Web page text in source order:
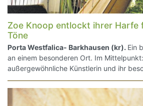
Zoe Knoop entlockt ihrer Harfe
Töne
Porta Westfalica- Barkhausen (kr). Ein
an einem besonderen Ort. Im
außergewöhnliche Künstlerin und ihr